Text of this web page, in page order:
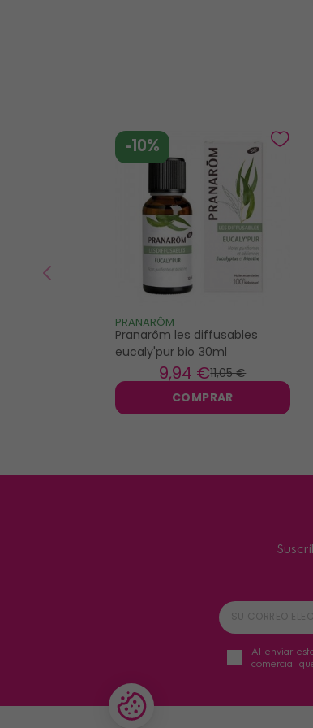
-10%
PRANARÔM
Pranarôm les diffusables
eucaly'pur bio 30ml
11,05 €
9,94 €
COMPRAR
Al enviar
comercial